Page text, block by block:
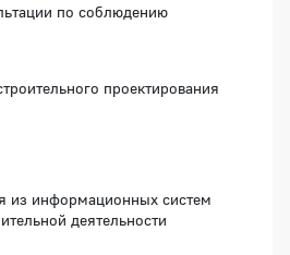
по соблюдению
проектирования
из информационных систем
деятельности